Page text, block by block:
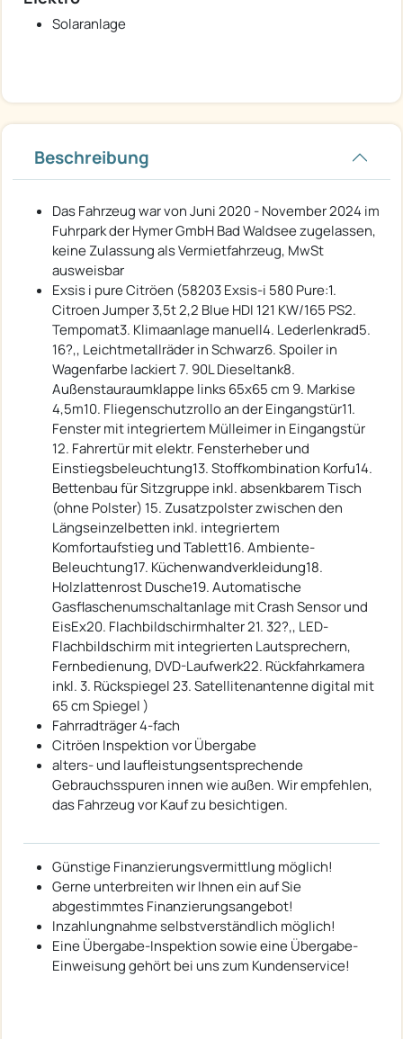
Solaranlage
Beschreibung
Das Fahrzeug war von Juni 2020 - November 2024 im
Fuhrpark der Hymer GmbH Bad Waldsee zugelassen,
keine Zulassung als Vermietfahrzeug, MwSt
ausweisbar
Exsis i pure Citröen (58203 Exsis-i 580 Pure:1.
Citroen Jumper 3,5t 2,2 Blue HDI 121 KW/165 PS2.
Tempomat3. Klimaanlage manuell4. Lederlenkrad5.
16?,, Leichtmetallräder in Schwarz6. Spoiler in
Wagenfarbe lackiert 7. 90L Dieseltank8.
Außenstauraumklappe links 65x65 cm 9. Markise
4,5m10. Fliegenschutzrollo an der Eingangstür11.
Fenster mit integriertem Mülleimer in Eingangstür
12. Fahrertür mit elektr. Fensterheber und
Einstiegsbeleuchtung13. Stoffkombination Korfu14.
Bettenbau für Sitzgruppe inkl. absenkbarem Tisch
(ohne Polster) 15. Zusatzpolster zwischen den
Längseinzelbetten inkl. integriertem
Komfortaufstieg und Tablett16. Ambiente-
Beleuchtung17. Küchenwandverkleidung18.
Holzlattenrost Dusche19. Automatische
Gasflaschenumschaltanlage mit Crash Sensor und
EisEx20. Flachbildschirmhalter 21. 32?,, LED-
Flachbildschirm mit integrierten Lautsprechern,
Fernbedienung, DVD-Laufwerk22. Rückfahrkamera
inkl. 3. Rückspiegel 23. Satellitenantenne digital mit
65 cm Spiegel )
Fahrradträger 4-fach
Citröen Inspektion vor Übergabe
alters- und laufleistungsentsprechende
Gebrauchsspuren innen wie außen. Wir empfehlen,
das Fahrzeug vor Kauf zu besichtigen.
Günstige Finanzierungsvermittlung möglich!
Gerne unterbreiten wir Ihnen ein auf Sie
abgestimmtes Finanzierungsangebot!
Inzahlungnahme selbstverständlich möglich!
Eine Übergabe-Inspektion sowie eine Übergabe-
Einweisung gehört bei uns zum Kundenservice!